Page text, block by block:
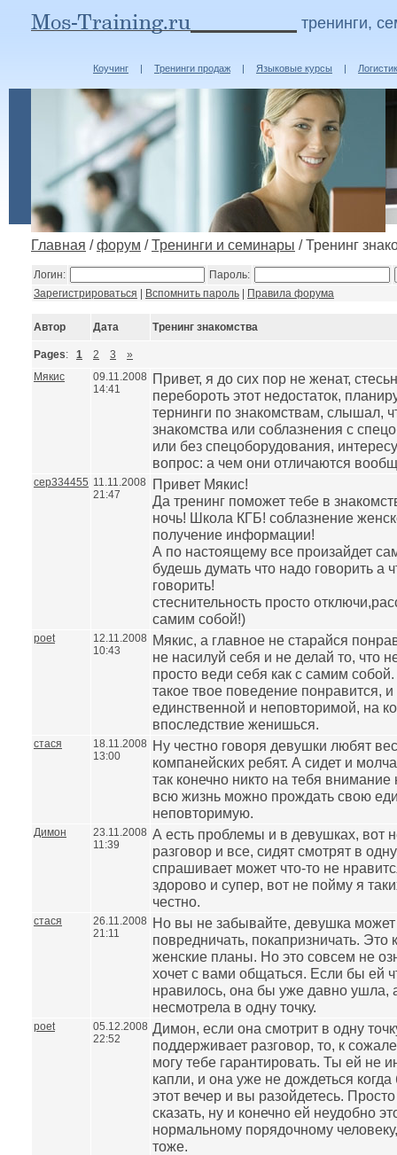
тренинги,
Коучинг | Тренинги продаж | Языковые курсы |
Главная /форум /Тренинги и семинары / Тренинг
Логин:
Пароль:
Зарегистрироваться
Вспомнить пароль Правила форума
Автор Дата Тренинг знакомства
Pages: 1 2 3
»
Мякис
09.11.2008
14:41
Привет, я до сих пор не женат,
перебороть этот недостаток,
тернинги по знакомствам, слышал,
знакомства или соблазнения с
или без спецоборудования,
вопрос: а чем они отличаются
cep334455 11.11.2008
21:47
Привет Мякис!
Да тренинг поможет тебе в
ночь! Школа КГБ! соблазнение
получение информации!
А по настоящему все произайдет
будешь думать что надо говорить а
говорить!
стеснительность просто
самим собой!)
poet
12.11.2008
10:43
Мякис, а главное не старайся
не насилуй себя и не делай то, что
просто веди себя как с самим
такое твое поведение понравится,
единственной и неповторимой, на
впоследствие женишься.
стася
18.11.2008
13:00
Ну честно говоря девушки любят
компанейских ребят. А сидет и
так конечно никто на тебя внимание
всю жизнь можно прождать свою
неповторимую.
Димон
23.11.2008
11:39
А есть проблемы и в девушках, вот
разговор и все, сидят смотрят в одну
спрашивает может что-то не
здорово и супер, вот не пойму я
честно.
стася
26.11.2008
21:11
Но вы не забывайте, девушка может
повредничать, покапризничать. Это
женские планы. Но это совсем не
хочет с вами общаться. Если бы ей
нравилось, она бы уже давно ушла,
несмотрела в одну точку.
poet
05.12.2008
22:52
Димон, если она смотрит в одну
поддерживает разговор, то, к
могу тебе гарантировать. Ты ей не
капли, и она уже не дождеться
этот вечер и вы разойдетесь.
сказать, ну и конечно ей неудобно
нормальному порядочному
тоже.